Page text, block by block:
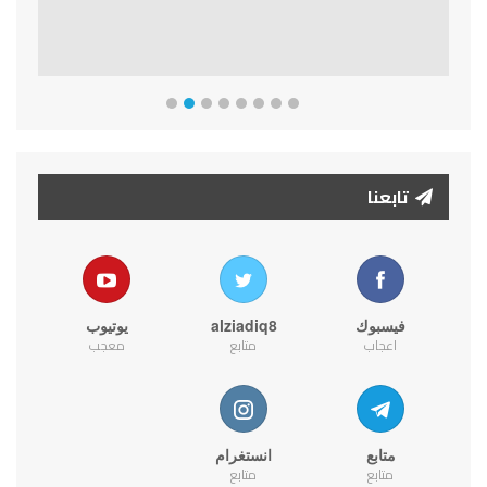
تابعنا
فيسبوك
اعجاب
alziadiq8
متابع
يوتيوب
معجب
متابع
متابع
انستغرام
متابع